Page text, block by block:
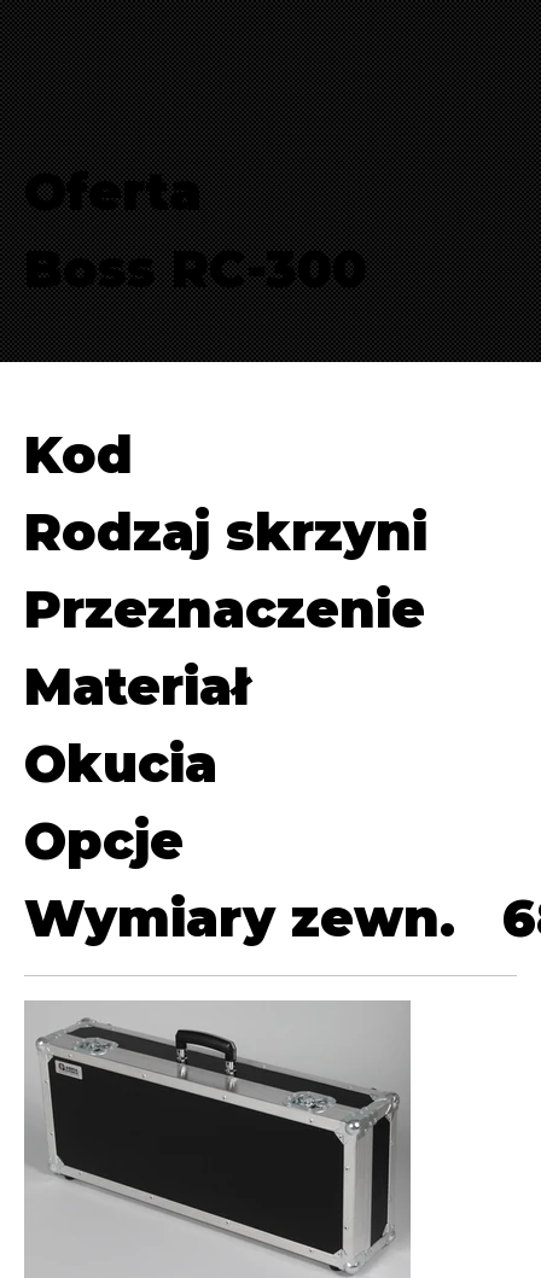
Oferta
Boss RC-300
Kod
Rodzaj skrzyni
Przeznaczenie
Materiał
Okucia
Opcje
Wymiary zewn.